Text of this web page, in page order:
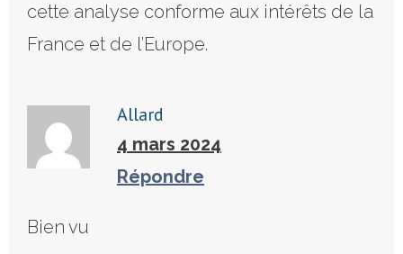
cette analyse conforme aux intérêts de la
France et de l’Europe.
Allard
4 mars 2024
Répondre
Bien vu